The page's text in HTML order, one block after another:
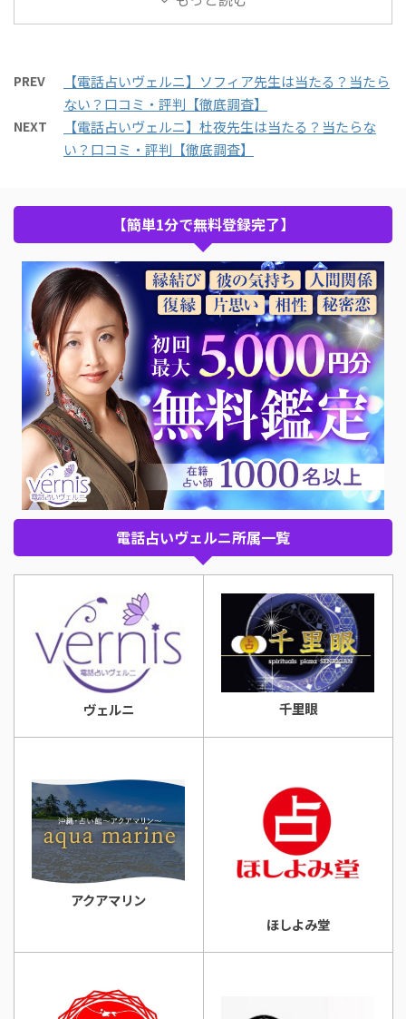
PREV
【電話占いヴェルニ】ソフィア先生は当たる？当たら
ない？口コミ・評判【徹底調査】
NEXT
【電話占いヴェルニ】杜夜先生は当たる？当たらな
い？口コミ・評判【徹底調査】
【簡単1分で無料登録完了】
電話占いヴェルニ所属一覧
ヴェルニ 千里眼
アクアマリン
ほしよみ堂